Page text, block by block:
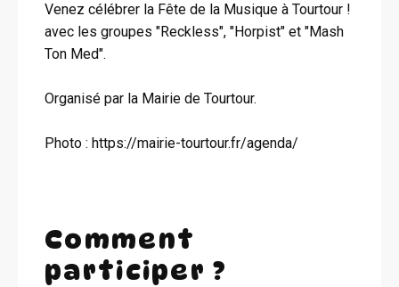
Venez célébrer la Fête de la Musique à Tourtour !
avec les groupes "Reckless", "Horpist" et "Mash
Ton Med".
Organisé par la Mairie de Tourtour.
Photo : https://mairie-tourtour.fr/agenda/
Comment
participer ?